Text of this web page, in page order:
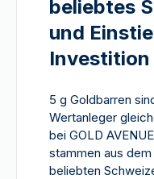
beliebtes
und
Investition
5 g Goldbarren
Wertanleger
bei GOLD
stammen aus
beliebten